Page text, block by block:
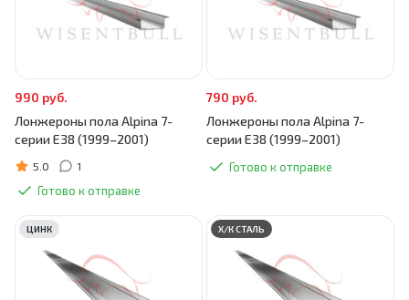
990 руб.
Лонжероны пола Alpina 7-
серии E38 (1999–2001)
5.0 1
Готово к отправке
790 руб.
Лонжероны пола Alpina 7-
серии E38 (1999–2001)
Готово к отправке
ЦИНК Х/К СТАЛЬ